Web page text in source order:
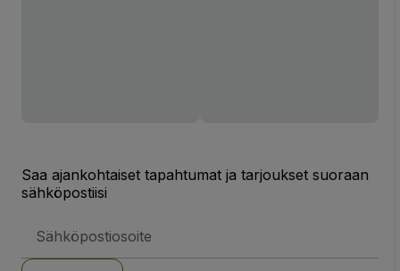
Saa ajankohtaiset tapahtumat ja tarjoukset suoraan
sähköpostiisi